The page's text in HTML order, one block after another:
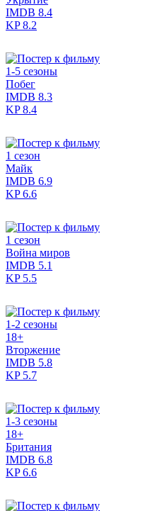
IMDB 8.4
KP8.2
1-5 сезоны
Побег
IMDB 8.3
KP8.4
1 сезон
Майк
IMDB 6.9
KP6.6
1 сезон
Война миров
IMDB 5.1
KP5.5
1-2 сезоны
18+
Вторжение
IMDB 5.8
KP5.7
1-3 сезоны
18+
Британия
IMDB 6.8
KP6.6